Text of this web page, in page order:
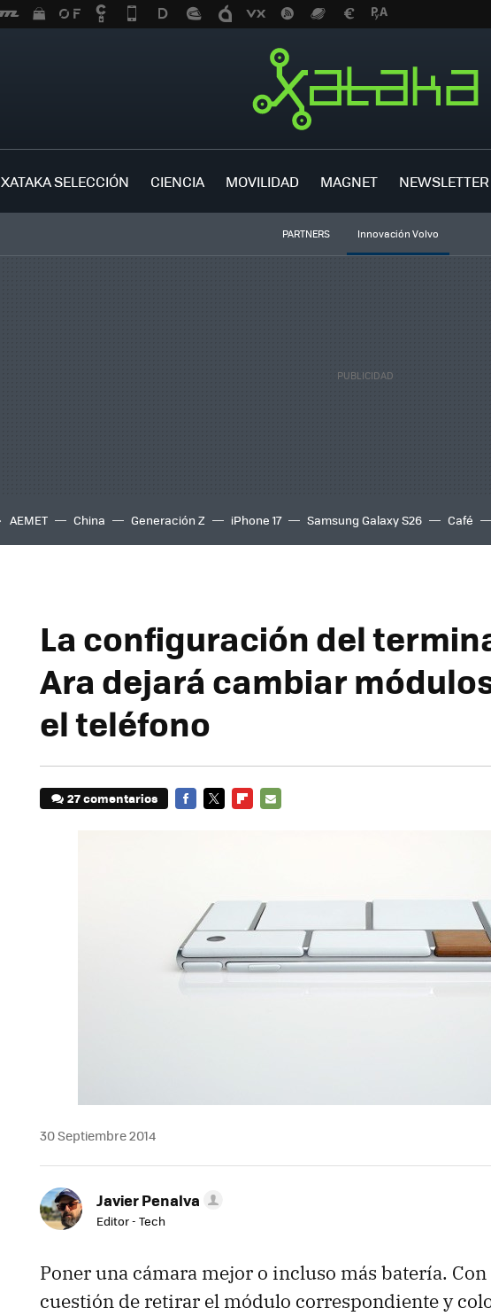
XATAKA SELECCIÓN CIENCIA MOVILIDAD MAGNET NEWSLETTER
PARTNERS Innovación Volvo
AEMET China Generación Z iPhone 17 Samsung Galaxy S26 Café
La configuración del
Ara dejará cambiar
el teléfono
27 comentarios
30 Septiembre 2014
Javier Penalva
Editor - Tech
Poner una cámara mejor o incluso más batería. Con
cuestión de retirar el módulo correspondiente y